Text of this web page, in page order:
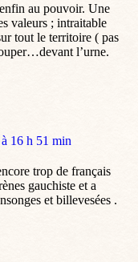
au pouvoir. Une
valeurs ; intraitable
tout le territoire ( pas
l’urne.
16 h 51 min
trop de français
gauchiste et a
et billevesées .